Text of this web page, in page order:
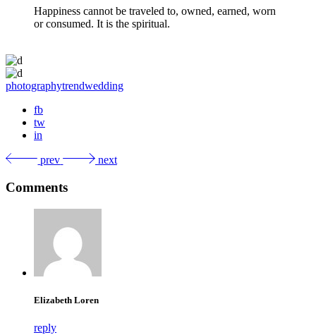
Happiness cannot be traveled to, owned, earned, worn
or consumed. It is the spiritual.
photographytrendwedding
fb
tw
in
prev next
Comments
Elizabeth Loren
reply